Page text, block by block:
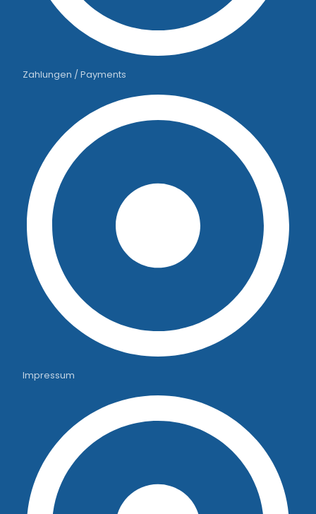
Zahlungen / Payments
Impressum